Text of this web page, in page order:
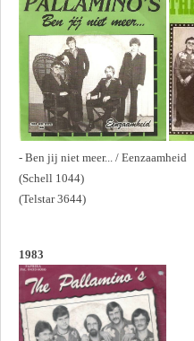
- Ben jij niet meer... / Eenzaamheid
(Schell 1044)
(Telstar 3644)
1983